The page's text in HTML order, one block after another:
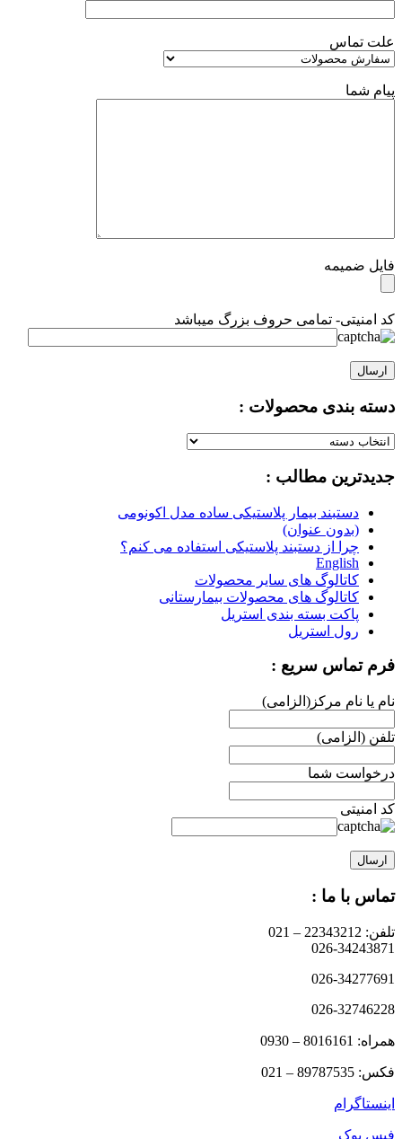
علت تماس
پیام شما
فایل ضمیمه
کد امنیتی- تمامی حروف بزرگ میباشد
دسته بندی محصولات :
دسته
محصولات
جدیدترین مطالب :
دستبند بیمار پلاستیکی ساده مدل اکونومی
(بدون عنوان)
چرا از دستبند پلاستیکی استفاده می کنم؟
English
کاتالوگ های سایر محصولات
کاتالوگ های محصولات بیمارستانی
پاکت بسته بندی استریل
رول استریل
فرم تماس سریع :
نام یا نام مرکز(الزامی)
تلفن (الزامی)
درخواست شما
کد امنیتی
تماس با ما :
تلفن: 22343212 – 021
026-34243871
026-34277691
026-32746228
همراه: 8016161 – 0930
فکس: 89787535 – 021
اینستاگرام
فیس بوک